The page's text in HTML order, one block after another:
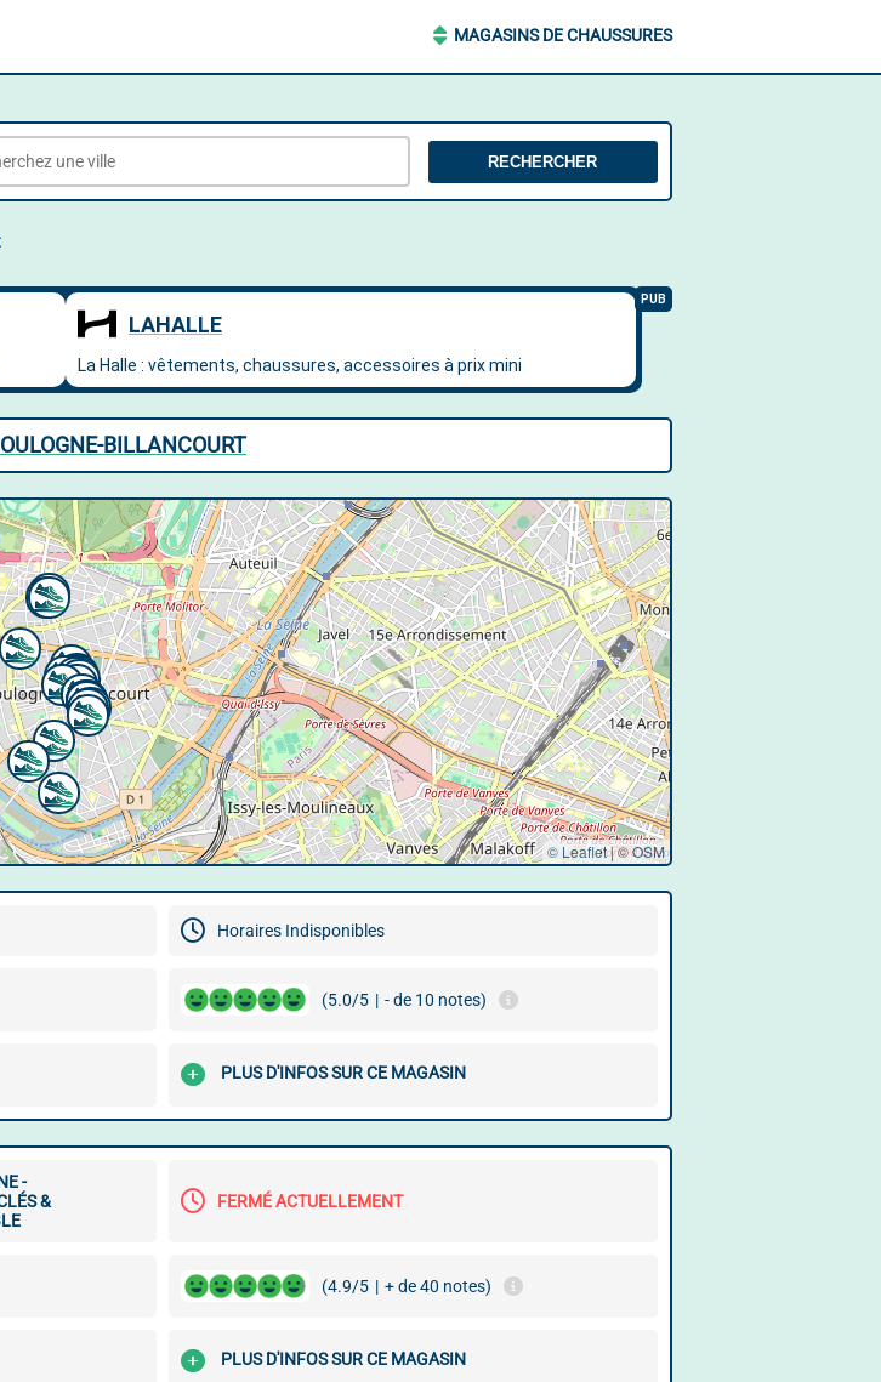
MAGASINS DE CHAUSSURES
RECHERCHER
BILLANCOURT
© Leaflet|©OSM
Horaires Indisponibles
(5.0/5 | - de 10 notes)
PLUS D'INFOS SUR CE MAGASIN
-
&
FERMÉ ACTUELLEMENT
(4.9/5 | + de 40 notes)
PLUS D'INFOS SUR CE MAGASIN